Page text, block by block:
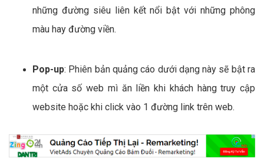
những đường siêu liên kết nổi bật với những phông
màu hay đường viền.
Pop-up: Phiên bản quảng cáo dưới dạng này sẽ bật ra
một cửa số web mì ăn liền khi khách hàng truy cập
website hoặc khi click vào 1 đường link trên web.